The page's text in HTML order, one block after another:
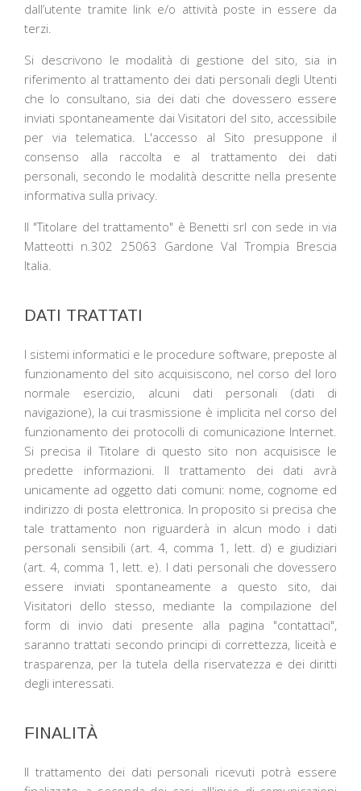
dall’utente tramite link e/o attività poste in essere da
terzi.
Si descrivono le modalità di gestione del sito, sia in
riferimento al trattamento dei dati personali degli Utenti
che lo consultano, sia dei dati che dovessero essere
inviati spontaneamente dai Visitatori del sito, accessibile
per via telematica. L'accesso al Sito presuppone il
consenso alla raccolta e al trattamento dei dati
personali, secondo le modalità descritte nella presente
informativa sulla privacy.
Il "Titolare del trattamento" è Benetti srl con sede in via
Matteotti n.302 25063 Gardone Val Trompia Brescia
Italia.
DATI TRATTATI
I sistemi informatici e le procedure software, preposte al
funzionamento del sito acquisiscono, nel corso del loro
normale esercizio, alcuni dati personali (dati di
navigazione), la cui trasmissione è implicita nel corso del
funzionamento dei protocolli di comunicazione Internet.
Si precisa il Titolare di questo sito non acquisisce le
predette informazioni. Il trattamento dei dati avrà
unicamente ad oggetto dati comuni: nome, cognome ed
indirizzo di posta elettronica. In proposito si precisa che
tale trattamento non riguarderà in alcun modo i dati
personali sensibili (art. 4, comma 1, lett. d) e giudiziari
(art. 4, comma 1, lett. e). I dati personali che dovessero
essere inviati spontaneamente a questo sito, dai
Visitatori dello stesso, mediante la compilazione del
form di invio dati presente alla pagina "contattaci",
saranno trattati secondo principi di correttezza, liceità e
trasparenza, per la tutela della riservatezza e dei diritti
degli interessati.
FINALITÀ
Il trattamento dei dati personali ricevuti potrà essere